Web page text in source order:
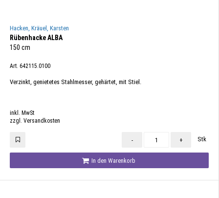
Hacken, Kräuel, Karsten
Rübenhacke ALBA
150 cm
Art. 642115.0100
Verzinkt, genietetes Stahlmesser, gehärtet, mit Stiel.
inkl. MwSt
zzgl. Versandkosten
- + Stk
In den Warenkorb